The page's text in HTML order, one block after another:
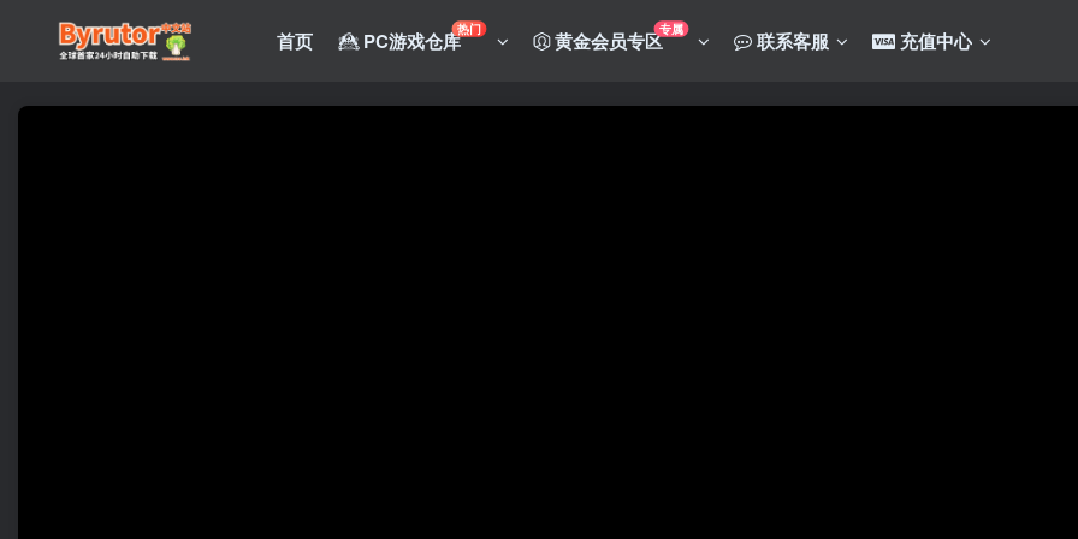
首页 PC游戏仓库热门 黄金会员专区专属 联系客服 充值中心